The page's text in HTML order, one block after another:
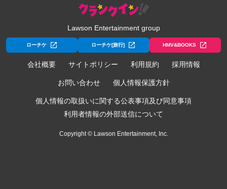
Lawson Entertainment group
ローチケ ローチケ[旅行] HMV&BOOKS
会社概要 サイトポリシー 利用規約 採用情報
お問い合わせ 個人情報保護方針
個人情報の取扱いに関する公表事項及び同意事項
利用者情報の外部送信について
Copyright © Lawson Entertainment, Inc.